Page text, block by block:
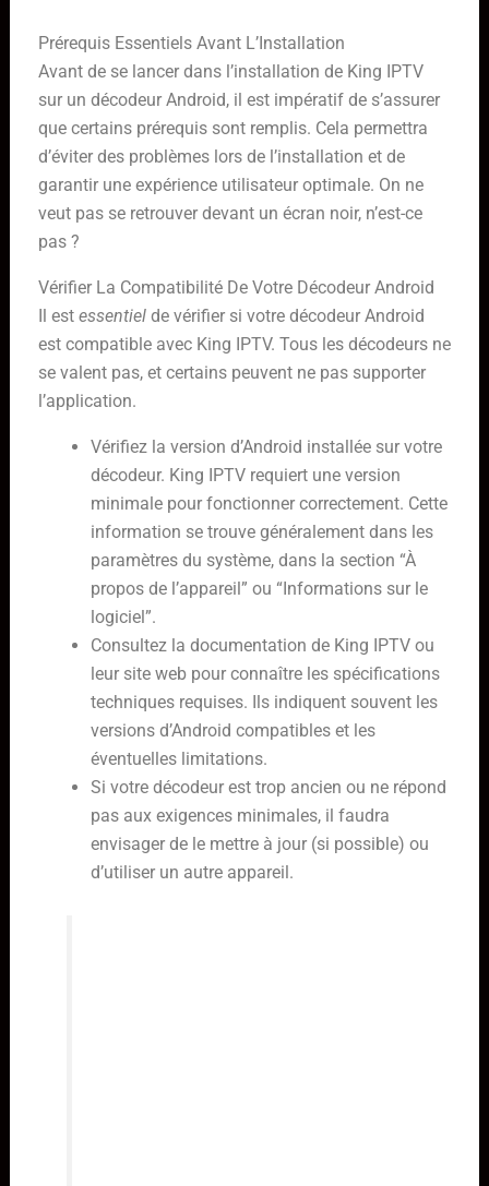
Prérequis Essentiels Avant L’Installation
Avant de se lancer dans l’installation de King IPTV
sur un décodeur Android, il est impératif de s’assurer
que certains prérequis sont remplis. Cela permettra
d’éviter des problèmes lors de l’installation et de
garantir une expérience utilisateur optimale. On ne
veut pas se retrouver devant un écran noir, n’est-ce
pas ?
Vérifier La Compatibilité De Votre Décodeur Android
Il est essentielde vérifier si votre décodeur Android
est compatible avec King IPTV. Tous les décodeurs ne
se valent pas, et certains peuvent ne pas supporter
l’application.
Vérifiez la version d’Android installée sur votre
décodeur. King IPTV requiert une version
minimale pour fonctionner correctement. Cette
information se trouve généralement dans les
paramètres du système, dans la section “À
propos de l’appareil” ou “Informations sur le
logiciel”.
Consultez la documentation de King IPTV ou
leur site web pour connaître les spécifications
techniques requises. Ils indiquent souvent les
versions d’Android compatibles et les
éventuelles limitations.
Si votre décodeur est trop ancien ou ne répond
pas aux exigences minimales, il faudra
envisager de le mettre à jour (si possible) ou
d’utiliser un autre appareil.